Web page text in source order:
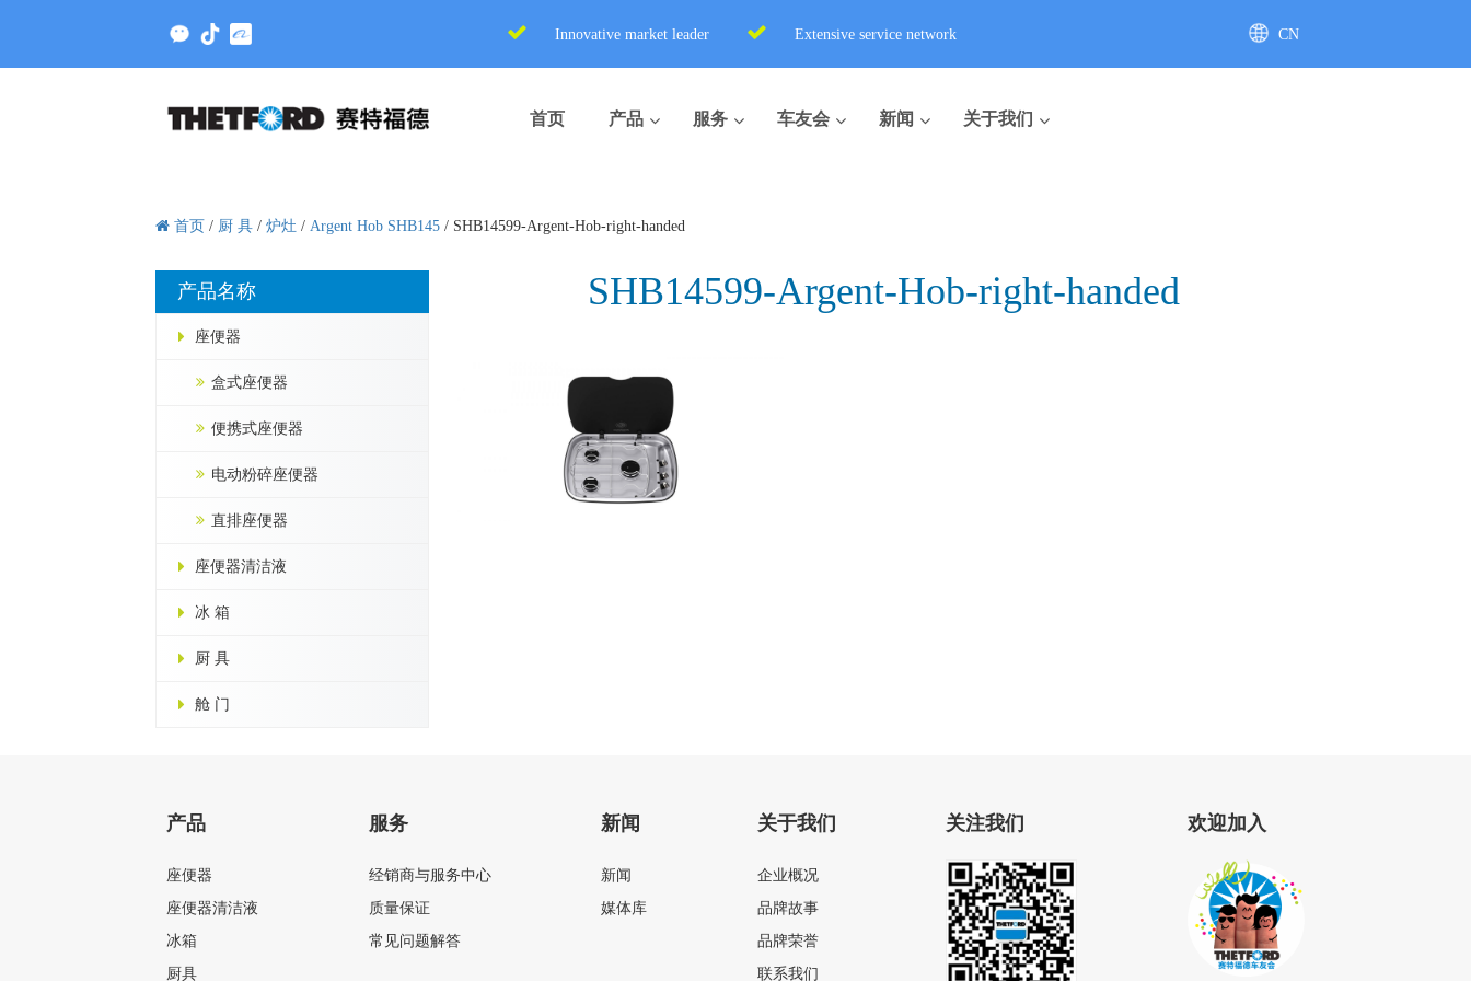
Innovative market leader Extensive service network CN
首页 产品 服务 车友会 新闻 关于我们
首页 / 厨 具 / 炉灶 / Argent Hob SHB145 / SHB14599-Argent-Hob-right-handed
产品名称
座便器
盒式座便器
便携式座便器
电动粉碎座便器
直排座便器
座便器清洁液
冰 箱
厨 具
舱 门
SHB14599-Argent-Hob-right-handed
产品
座便器
座便器清洁液
冰箱
厨具
服务
经销商与服务中心
质量保证
常见问题解答
新闻
新闻
媒体库
关于我们
企业概况
品牌故事
品牌荣誉
联系我们
关注我们 欢迎加入